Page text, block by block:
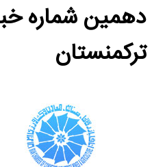
دهمین شماره
ترکمنستان